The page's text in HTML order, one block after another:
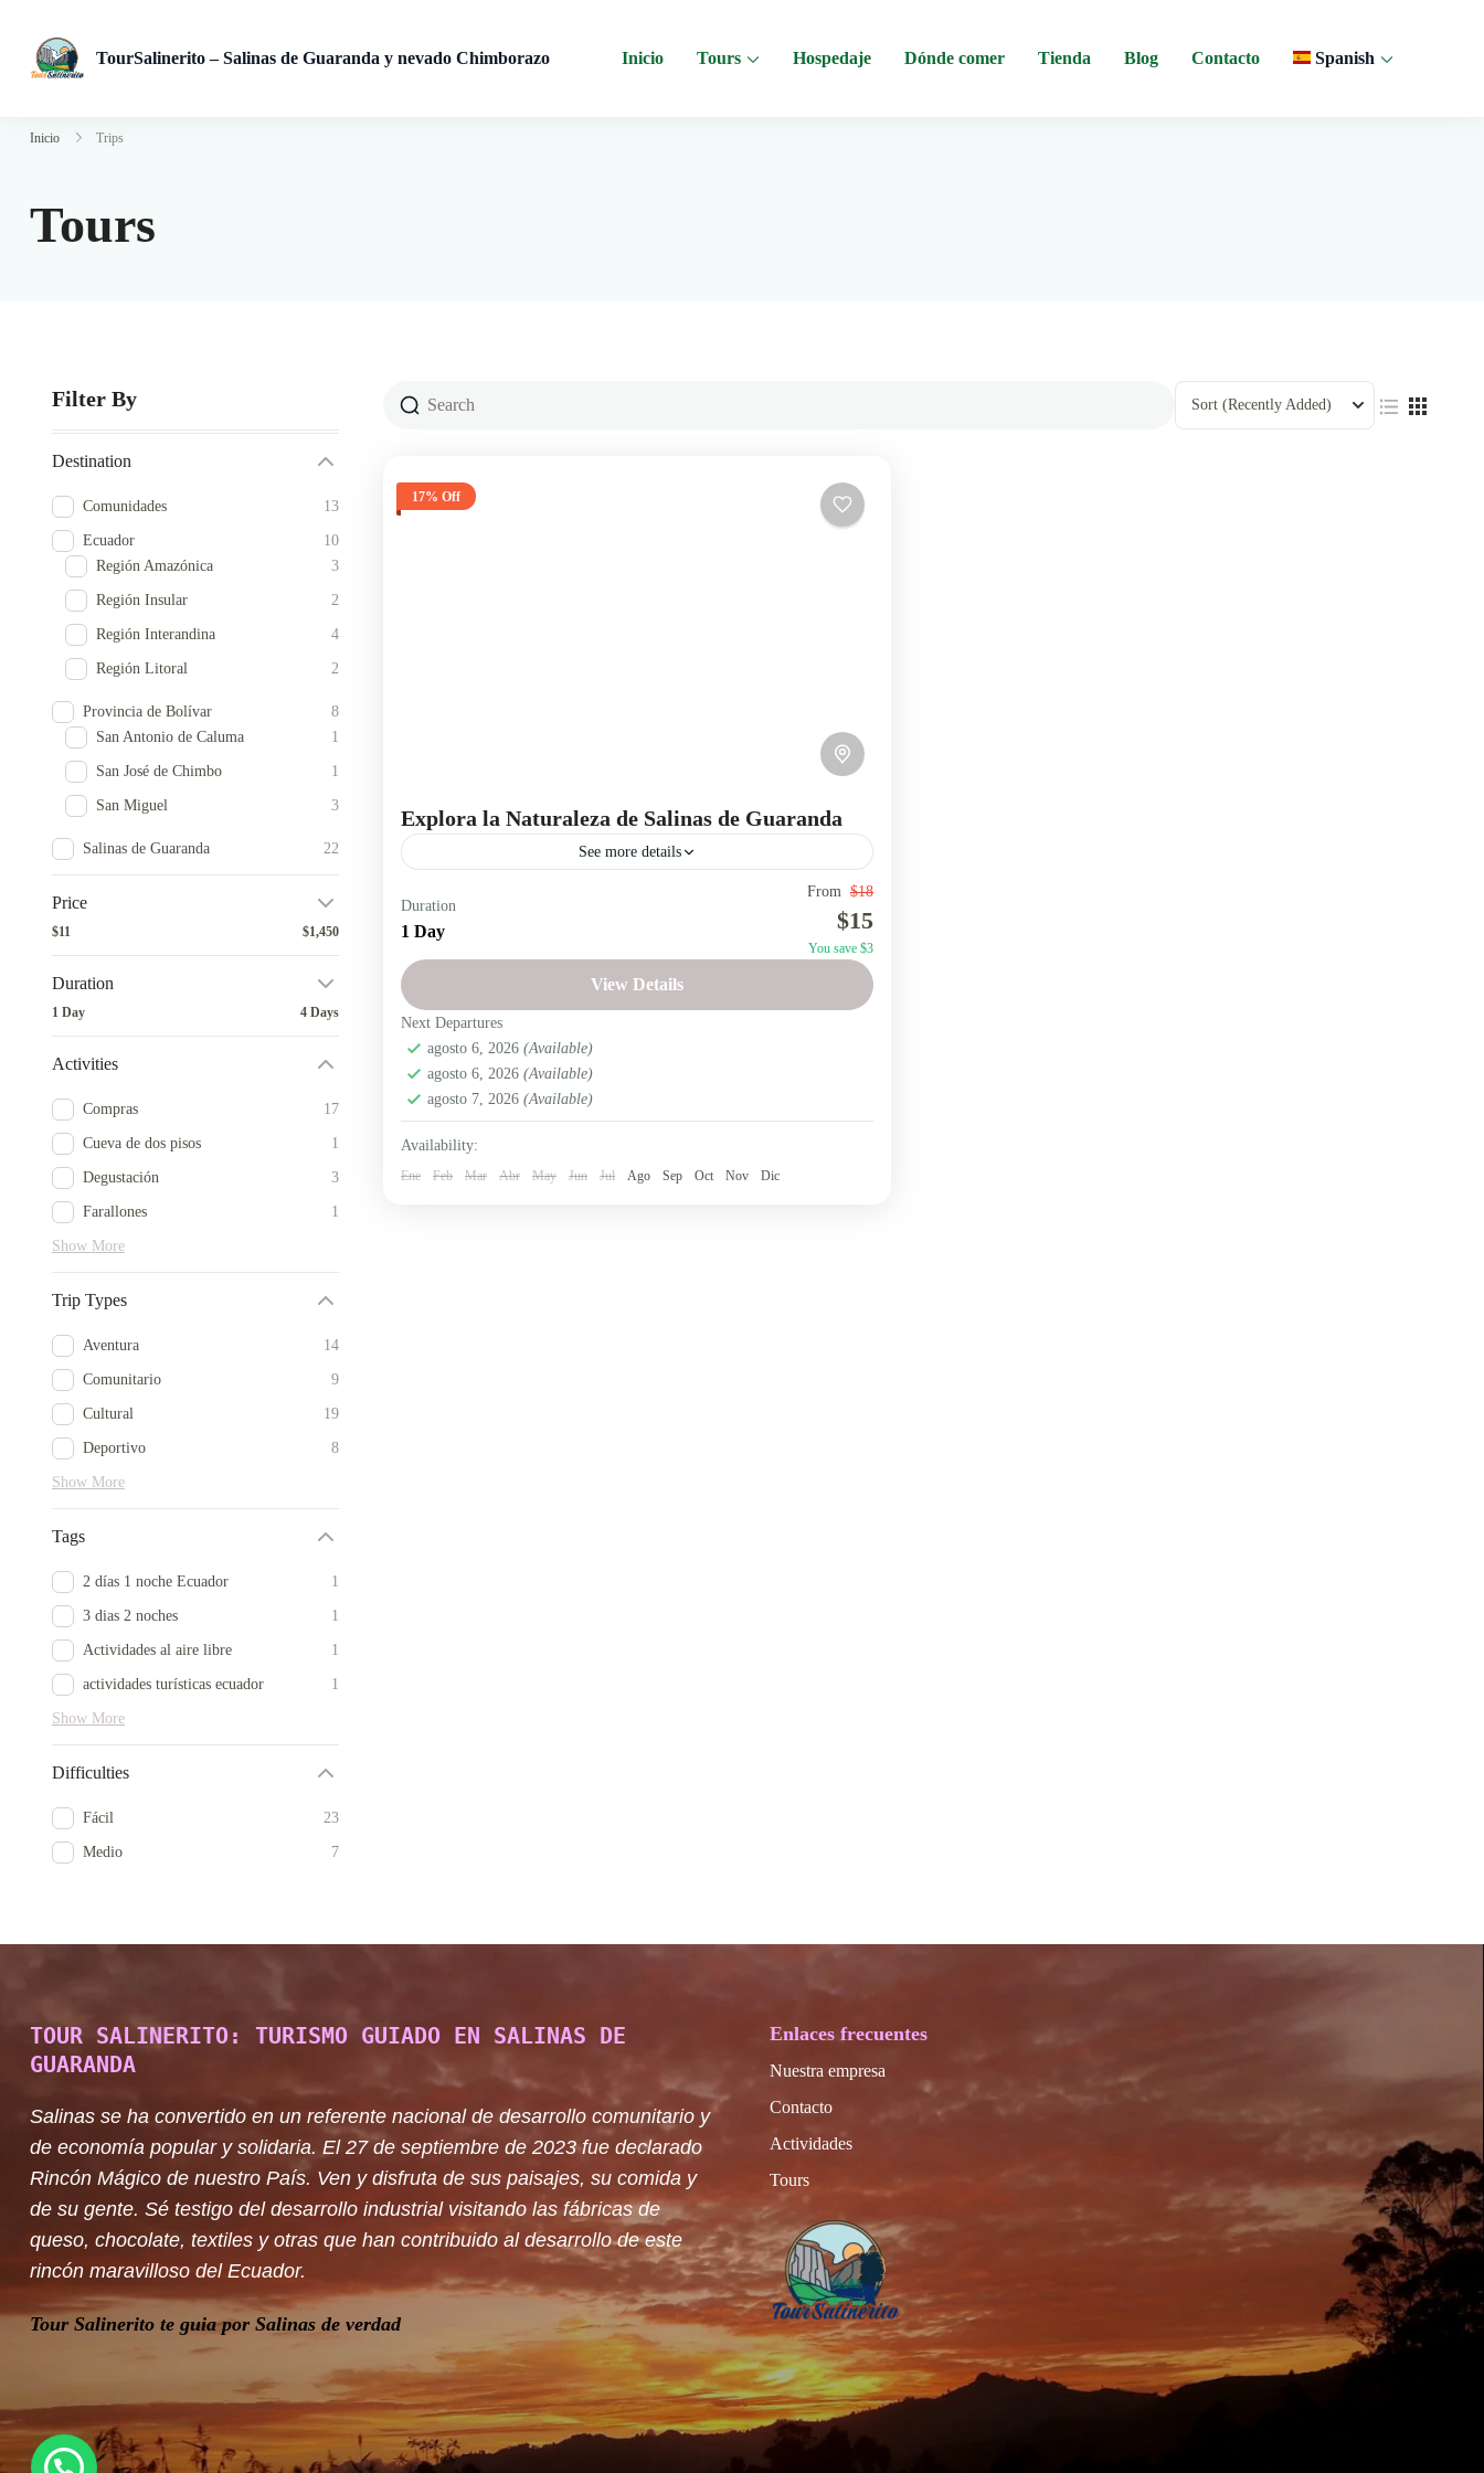
TourSalinerito – Salinas de Guaranda y nevado Chimborazo Inicio Tours Hospedaje Dónde comer Tienda Blog Contacto Spanish
Inicio Trips
Tours
Filter By
Destination
Comunidades 13
Ecuador
10
Región Amazónica
3
Región Insular 2
Región Interandina 4
Región Litoral 2
Provincia de Bolívar
8
San Antonio de Caluma
1
San José de Chimbo 1
San Miguel 3
Salinas de Guaranda 22
Price
$11 $1,450
Duration
1 Day 4 Days
Activities
Compras 17
Cueva de dos pisos 1
Degustación 3
Farallones 1
Show More
Trip Types
Aventura 14
Comunitario 9
Cultural 19
Deportivo 8
Show More
Tags
2 días 1 noche Ecuador 1
3 dias 2 noches 1
Actividades al aire libre 1
actividades turísticas ecuador 1
Show More
Difficulties
Fácil 23
Medio 7
Sort (Recently Added)
17% Off
Explora la Naturaleza de Salinas de Guaranda
See more details
Salinas de Guaranda en un recorrido por bosques de neblina,
miradores panorámicos, cascadas y una granja orgánica.
Salinas de Guaranda
10 People
Duration
1 Day
From $18
$15
You save $3
View Details
Next Departures
agosto 6, 2026 (Available)
agosto 6, 2026 (Available)
agosto 7, 2026 (Available)
Availability:
Ene Feb Mar Abr May Jun Jul Ago Sep Oct Nov Dic
TOUR SALINERITO: TURISMO GUIADO EN SALINAS DE
GUARANDA
Salinas se ha convertido en un referente nacional de desarrollo comunitario y
de economía popular y solidaria. El 27 de septiembre de 2023 fue declarado
Rincón Mágico de nuestro País. Ven y disfruta de sus paisajes, su comida y
de su gente. Sé testigo del desarrollo industrial visitando las fábricas de
queso, chocolate, textiles y otras que han contribuido al desarrollo de este
rincón maravilloso del Ecuador.
Tour Salinerito te guia por Salinas de verdad
Enlaces frecuentes
Nuestra empresa
Contacto
Actividades
Tours